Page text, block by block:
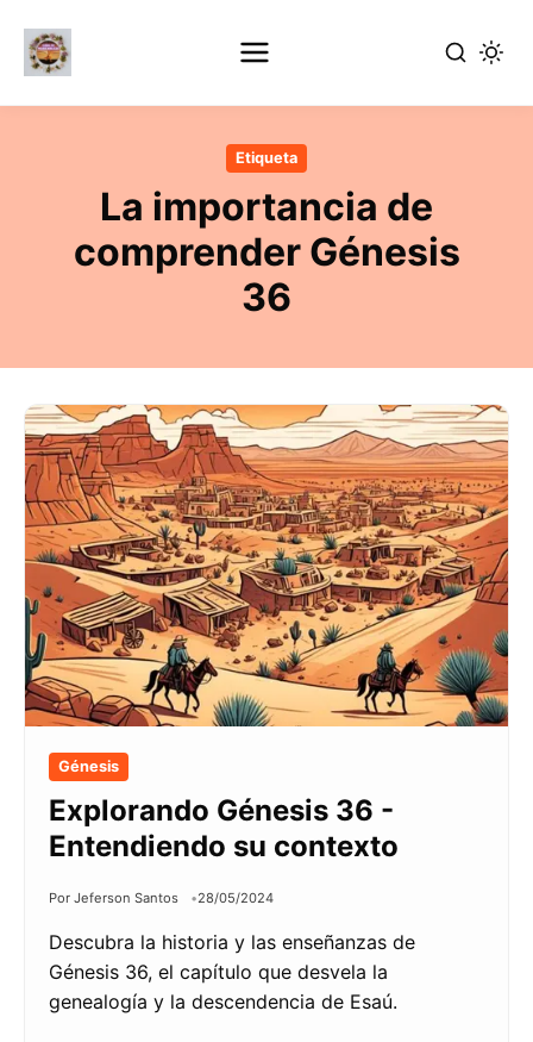
Etiqueta
La importancia de
comprender Génesis
36
Génesis
Explorando Génesis 36 -
Entendiendo su contexto
Por Jeferson Santos 28/05/2024
Descubra la historia y las enseñanzas de
Génesis 36, el capítulo que desvela la
genealogía y la descendencia de Esaú.